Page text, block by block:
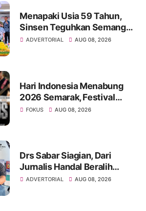
Menapaki Usia 59 Tahun,
Sinsen Teguhkan Semangat
“Sustainably Growing”
ADVERTORIAL AUG 08, 2026
Hari Indonesia Menabung
2026 Semarak, Festival
Band Pelajar dan Mahasiswa
2
FOKUS AUG 08, 2026
Drs Sabar Siagian, Dari
Jurnalis Handal Beralih
Profesi Jadi Kontraktor
ADVERTORIAL AUG 08, 2026